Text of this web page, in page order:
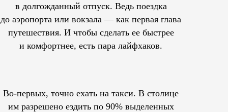
в долгожданный отпуск. Ведь поездка
до аэропорта или вокзала — как первая глава
путешествия. И чтобы сделать ее быстрее
и комфортнее, есть пара лайфхаков.
Во-первых, точно ехать на такси. В столице
им разрешеноездить по 90% выделенных